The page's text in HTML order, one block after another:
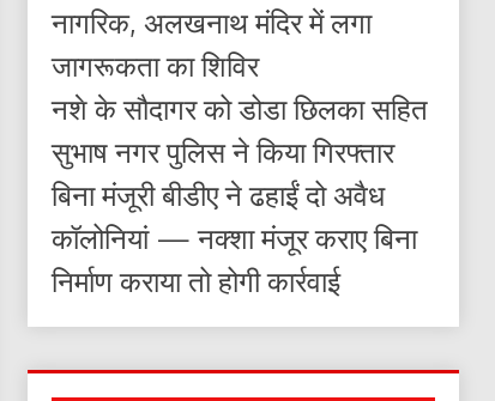
नागरिक, अलखनाथ मंदिर में लगा
जागरूकता का शिविर
नशे के सौदागर को डोडा छिलका सहित
सुभाष नगर पुलिस ने किया गिरफ्तार
बिना मंजूरी बीडीए ने ढहाईं दो अवैध
कॉलोनियां — नक्शा मंजूर कराए बिना
निर्माण कराया तो होगी कार्रवाई